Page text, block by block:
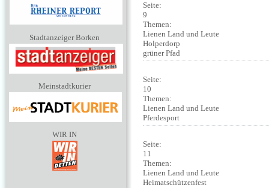
Stadtanzeiger Borken
Meinstadtkurier
WIR IN
Seite:
9
Themen:
Lienen Land und Leute
Holperdorp
grüner Pfad
Seite:
10
Themen:
Lienen Land und Leute
Pferdesport
Seite:
11
Themen:
Lienen Land und Leute
Heimatschützenfest